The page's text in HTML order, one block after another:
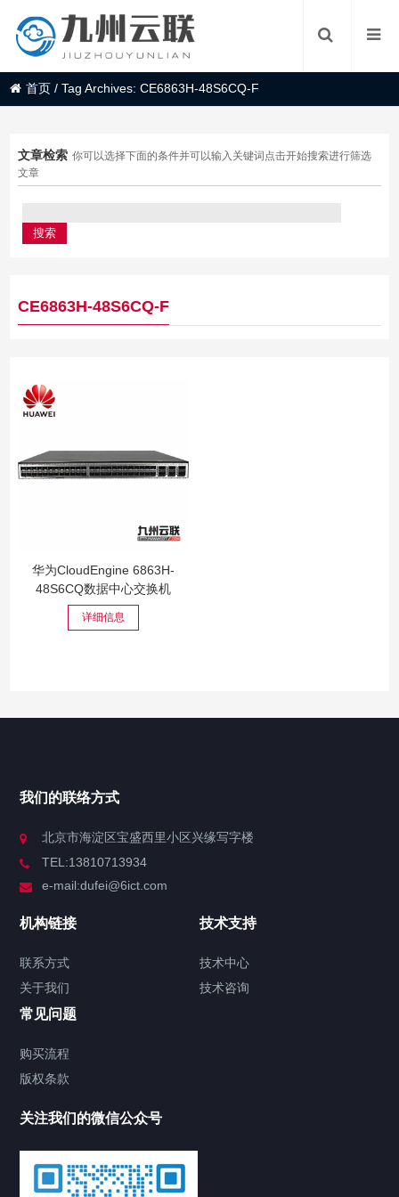
首页 /Tag Archives: CE6863H-48S6CQ-F
文章检索 你可以选择下面的条件并可以输入关键词点击开始搜索进行筛选
文章
CE6863H-48S6CQ-F
华为CloudEngine 6863H-
48S6CQ数据中心交换机
详细信息
我们的联络方式
北京市海淀区宝盛西里小区兴缘写字楼
TEL:13810713934
e-mail:dufei@6ict.com
机构链接
联系方式
关于我们
技术支持
技术中心
技术咨询
常见问题
购买流程
版权条款
关注我们的微信公众号